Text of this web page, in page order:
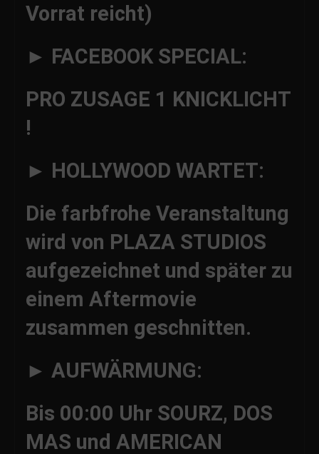
Vorrat reicht)
► FACEBOOK SPECIAL:
PRO ZUSAGE 1 KNICKLICHT
!
► HOLLYWOOD WARTET:
Die farbfrohe Veranstaltung
wird von PLAZA STUDIOS
aufgezeichnet und später zu
einem Aftermovie
zusammen geschnitten.
► AUFWÄRMUNG:
Bis 00:00 Uhr SOURZ, DOS
MAS und AMERICAN